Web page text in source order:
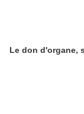
Le don d'organe,